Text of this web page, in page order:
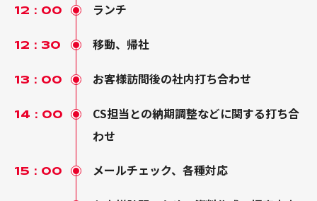
12：00 ランチ
12：30 移動、帰社
13：00 お客様訪問後の社内打ち合わせ
14：00
CS担当との納期調整などに関する打ち合
わせ
15：00 メールチェック、各種対応